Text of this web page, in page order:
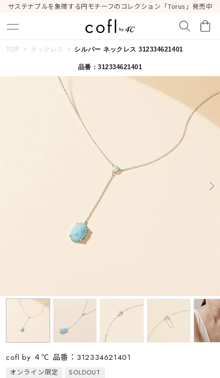
サステナブルを象徴する円モチーフのコレクション「Torus」発売中
キーワードで検索する
人気検索キーワード
#ハーフエタニティリング #エタニティ
#ダイヤモンド ネックレス
誕生石
モチーフ
石の色
TOP ネックレス シルバー ネックレス 312334621401
品番：312334621401
cofl by ４℃ 品番：312334621401
オンライン限定 SOLDOUT